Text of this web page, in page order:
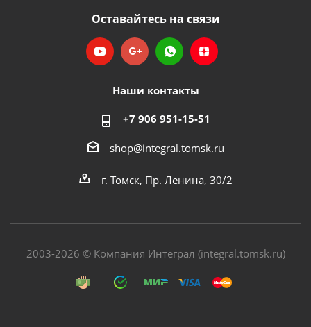
Оставайтесь на связи
Наши контакты
+7 906 951-15-51
shop@integral.tomsk.ru
г. Томск, Пр. Ленина, 30/2
2003-2026 © Компания Интеграл (integral.tomsk.ru)